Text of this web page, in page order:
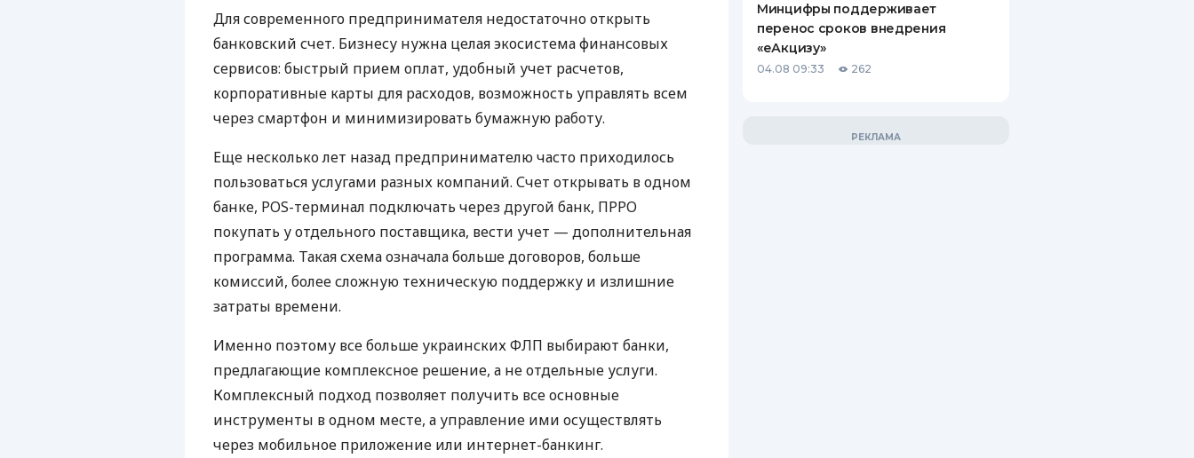
Для современного предпринимателя недостаточно открыть
банковский счет. Бизнесу нужна целая экосистема финансовых
сервисов: быстрый прием оплат, удобный учет расчетов,
корпоративные карты для расходов, возможность управлять всем
через смартфон и минимизировать бумажную работу.
Еще несколько лет назад предпринимателю часто приходилось
пользоваться услугами разных компаний. Счет открывать в одном
банке, POS-терминал подключать через другой банк, ПРРО
покупать у отдельного поставщика, вести учет — дополнительная
программа. Такая схема означала больше договоров, больше
комиссий, более сложную техническую поддержку и излишние
затраты времени.
Именно поэтому все больше украинских ФЛП выбирают банки,
предлагающие комплексное решение, а не отдельные услуги.
Комплексный подход позволяет получить все основные
инструменты в одном месте, а управление ими осуществлять
через мобильное приложение или интернет-банкинг.
Минцифры поддерживает
перенос сроков внедрения
«еАкцизу»
04.08 09:33 262